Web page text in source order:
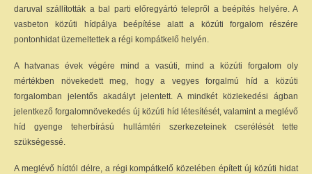
daruval szállították a bal parti előregyártó telepről a beépítés helyére. A
vasbeton közúti hídpálya beépítése alatt a közúti forgalom részére
pontonhidat üzemeltettek a régi kompátkelő helyén.
A hatvanas évek végére mind a vasúti, mind a közúti forgalom oly
mértékben növekedett meg, hogy a vegyes forgalmú híd a közúti
forgalomban jelentős akadályt jelentett. A mindkét közlekedési ágban
jelentkező forgalomnövekedés új közúti híd létesítését, valamint a meglévő
híd gyenge teherbírású hullámtéri szerkezeteinek cserélését tette
szükségessé.
A meglévő hídtól délre, a régi kompátkelő közelében épített új közúti hidat